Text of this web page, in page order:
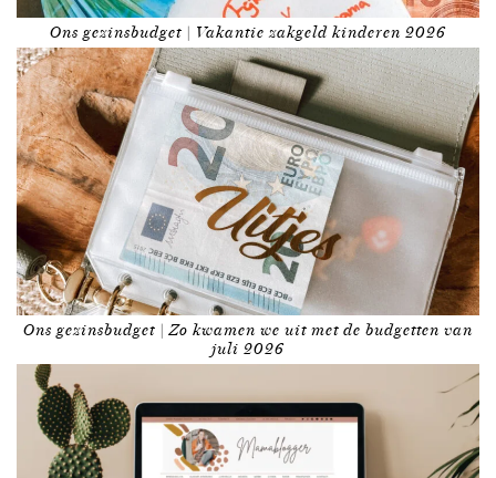
Ons gezinsbudget | Vakantie zakgeld kinderen 2026
Ons gezinsbudget | Zo kwamen we uit met de budgetten van
juli 2026